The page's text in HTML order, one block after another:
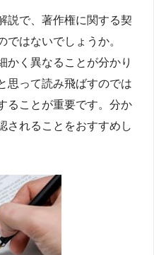
説で、著作権に関する契
はないでしょうか。
く異なることが分かり
思って読み飛ばすのでは
ることが重要です。分か
されることをおすすめし